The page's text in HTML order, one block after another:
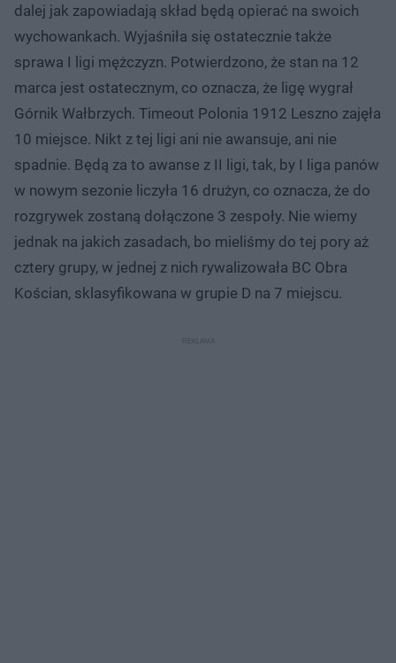
dalej jak zapowiadają skład będą opierać na swoich
wychowankach. Wyjaśniła się ostatecznie także
sprawa I ligi mężczyzn. Potwierdzono, że stan na 12
marca jest ostatecznym, co oznacza, że ligę wygrał
Górnik Wałbrzych. Timeout Polonia 1912 Leszno zajęła
10 miejsce. Nikt z tej ligi ani nie awansuje, ani nie
spadnie. Będą za to awanse z II ligi, tak, by I liga panów
w nowym sezonie liczyła 16 drużyn, co oznacza, że do
rozgrywek zostaną dołączone 3 zespoły. Nie wiemy
jednak na jakich zasadach, bo mieliśmy do tej pory aż
cztery grupy, w jednej z nich rywalizowała BC Obra
Kościan, sklasyfikowana w grupie D na 7 miejscu.